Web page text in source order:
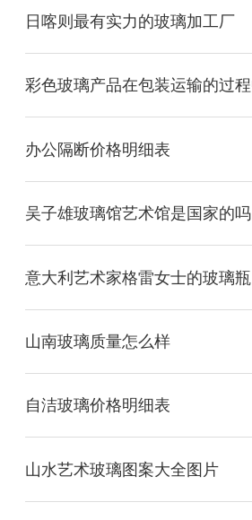
日喀则最有实力的玻璃加工厂
办公隔断价格明细表
吴子雄玻璃馆艺术馆是国家的吗
意大利艺术家格雷女士的玻璃瓶
山南玻璃质量怎么样
自洁玻璃价格明细表
山水艺术玻璃图案大全图片